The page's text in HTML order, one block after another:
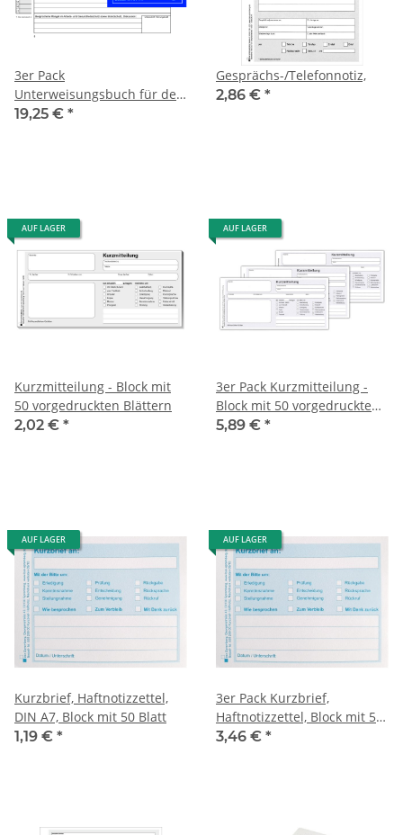
3er Pack
Unterweisungsbuch für den
betrieblichen Unfallschutz,
19,25 € *
Gesprächs-/Telefonnotiz,
2,86 € *
AUF LAGER
Kurzmitteilung - Block mit
50 vorgedruckten Blättern
2,02 € *
AUF LAGER
3er Pack Kurzmitteilung -
Block mit 50 vorgedruckten
Blättern
5,89 € *
AUF LAGER
Kurzbrief, Haftnotizzettel,
DIN A7, Block mit 50 Blatt
1,19 € *
AUF LAGER
3er Pack Kurzbrief,
Haftnotizzettel, Block mit 50
Blatt
3,46 € *